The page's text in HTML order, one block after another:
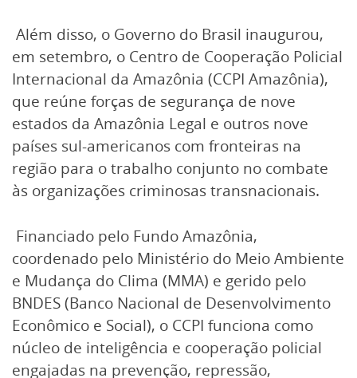
Além disso, o Governo do Brasil inaugurou,
em setembro, o Centro de Cooperação Policial
Internacional da Amazônia (CCPI Amazônia),
que reúne forças de segurança de nove
estados da Amazônia Legal e outros nove
países sul-americanos com fronteiras na
região para o trabalho conjunto no combate
às organizações criminosas transnacionais.
Financiado pelo Fundo Amazônia,
coordenado pelo Ministério do Meio Ambiente
e Mudança do Clima (MMA) e gerido pelo
BNDES (Banco Nacional de Desenvolvimento
Econômico e Social), o CCPI funciona como
núcleo de inteligência e cooperação policial
engajadas na prevenção, repressão,